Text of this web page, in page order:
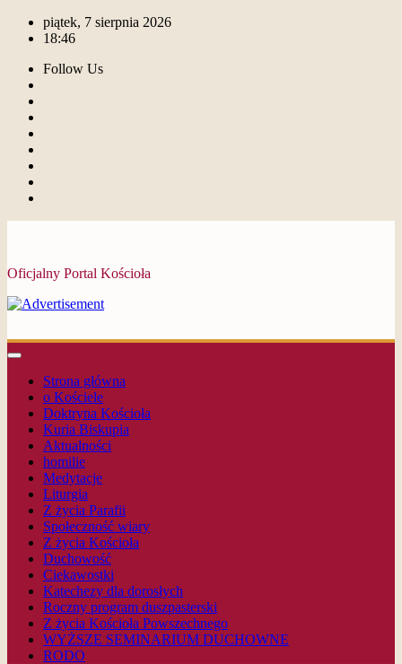
piątek, 7 sierpnia 2026
18:46
Follow Us
Oficjalny Portal Kościoła
Strona główna
o Kościele
Doktryna Kościoła
Kuria Biskupia
Aktualności
homilie
Medytacje
Liturgia
Z życia Parafii
Społeczność wiary
Z życia Kościoła
Duchowość
Ciekawostki
Katechezy dla dorosłych
Roczny program duszpasterski
Z życia Kościoła Powszechnego
WYŻSZE SEMINARIUM DUCHOWNE
RODO